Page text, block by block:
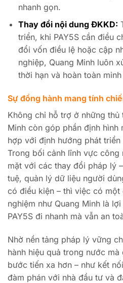
nhanh gọn.
Thay đổi nội dung ĐKKD:
triển, khi PAY5S cần điều
đổi vốn điều lệ hoặc cập
nghiệp, Quang Minh luôn
thời hạn và hoàn toàn
Sự đồng hành mang tính
Không chỉ hỗ trợ ở những thủ
Minh còn góp phần định hình
hợp với định hướng phát triển
Trong bối cảnh lĩnh vực công
mặt với các thay đổi pháp lý
tuệ, quản lý dữ liệu người
có điều kiện – thì việc có
nghiệm như Quang Minh là
PAY5S đi nhanh mà vẫn an
Nhờ nền tảng pháp lý vững
hành hiệu quả trong nước
bước tiến xa hơn – như kết
đàm phán với nhà đầu tư và